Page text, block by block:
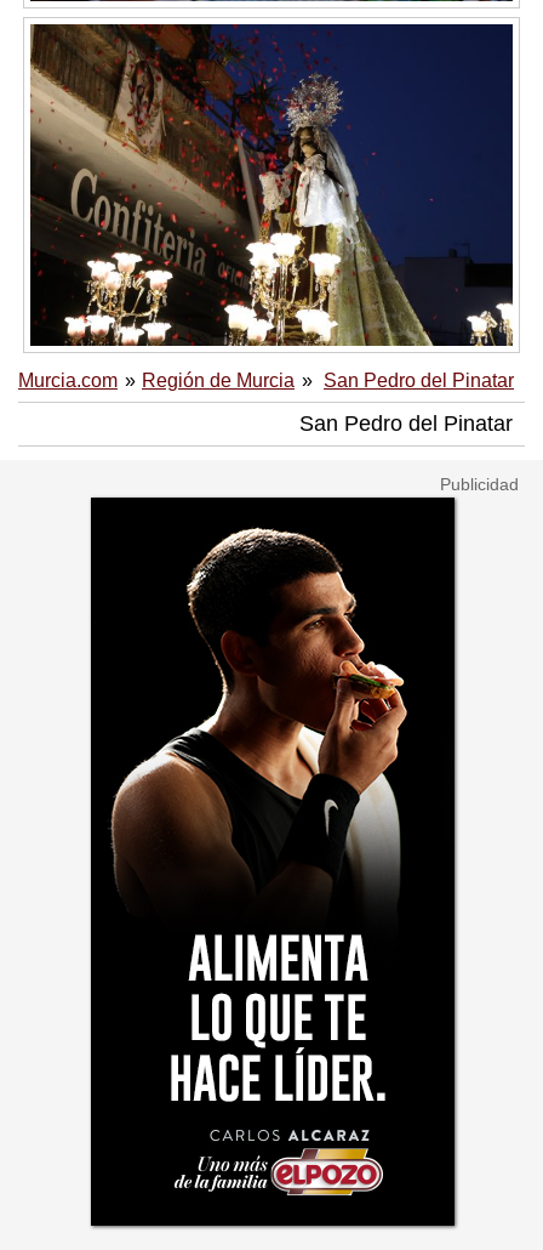
Murcia.com Región de Murcia San Pedro del Pinatar
San Pedro del Pinatar